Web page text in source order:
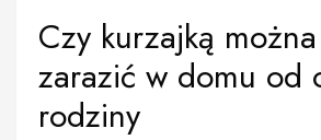
Czy kurzajką
zarazić w domu od
rodziny